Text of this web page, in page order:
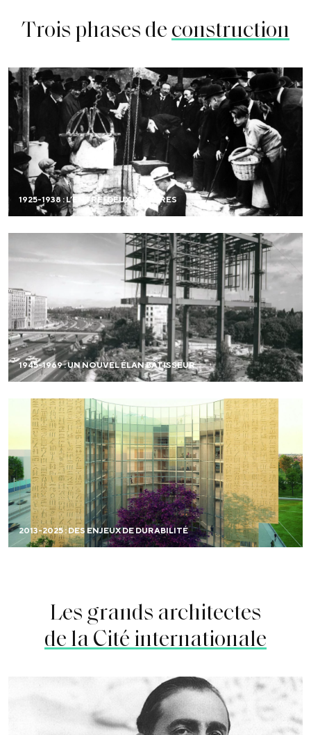
Trois phases deconstruction
1925-1938 : L’ENTRE-DEUX-GUERRES
Après la première maison inaugurée en 1925, la
Fondation Deutsch de la Meurthe, les constructions
s’accélèrent. Cette première phase de construction se
caractérise par la coexistence de styles variés. En moins
de 15 ans, 21 maisons sont construites sur le campus.
EN SAVOIR PLUS
1945-1969 : UN NOUVEL ÉLAN BÂTISSEUR
Malgré le sévère coup donné par la Seconde Guerre
mondiale, les idéaux pacifistes n’ont rien perdu de leur
actualité. Un patrimoine restauré et 17 nouvelles maisons
permettent d’accueillir jusqu’à 5 500 étudiants. C’est
l’heure de l’expansion de la Cité universitaire.
EN SAVOIR PLUS
2013-2025 : DES ENJEUX DE DURABILITÉ
Avec Cité 2025, les nouvelles maisons construites
depuis 2013, traduisent les préoccupations écologiques
emblématiques de notre époque. Elles visent
l’excellence architecturale, comme l’ensemble des
maisons du campus, et leur implantation dans ce site
patrimonial tient compte de la qualité paysagère
existante.
EN SAVOIR PLUS
Les grands architectes
de la Cité internationale